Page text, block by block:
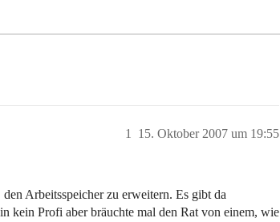
15. Oktober 2007 um 19:55
1
Arbeitsspeicher zu erweitern. Es gibt da
kein Profi aber bräuchte mal den Rat von einem, wie